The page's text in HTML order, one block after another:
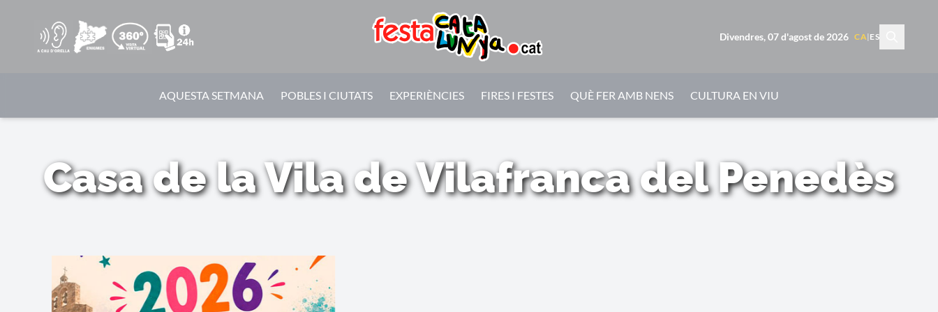
Divendres, 07 d'agost de 2026 CA| ES
AQUESTA SETMANA POBLES I CIUTATS EXPERIÈNCIES FIRES I FESTES QUÈ FER AMB NENS CULTURA EN VIU
Casa de la Vila de Vilafranca del Penedès